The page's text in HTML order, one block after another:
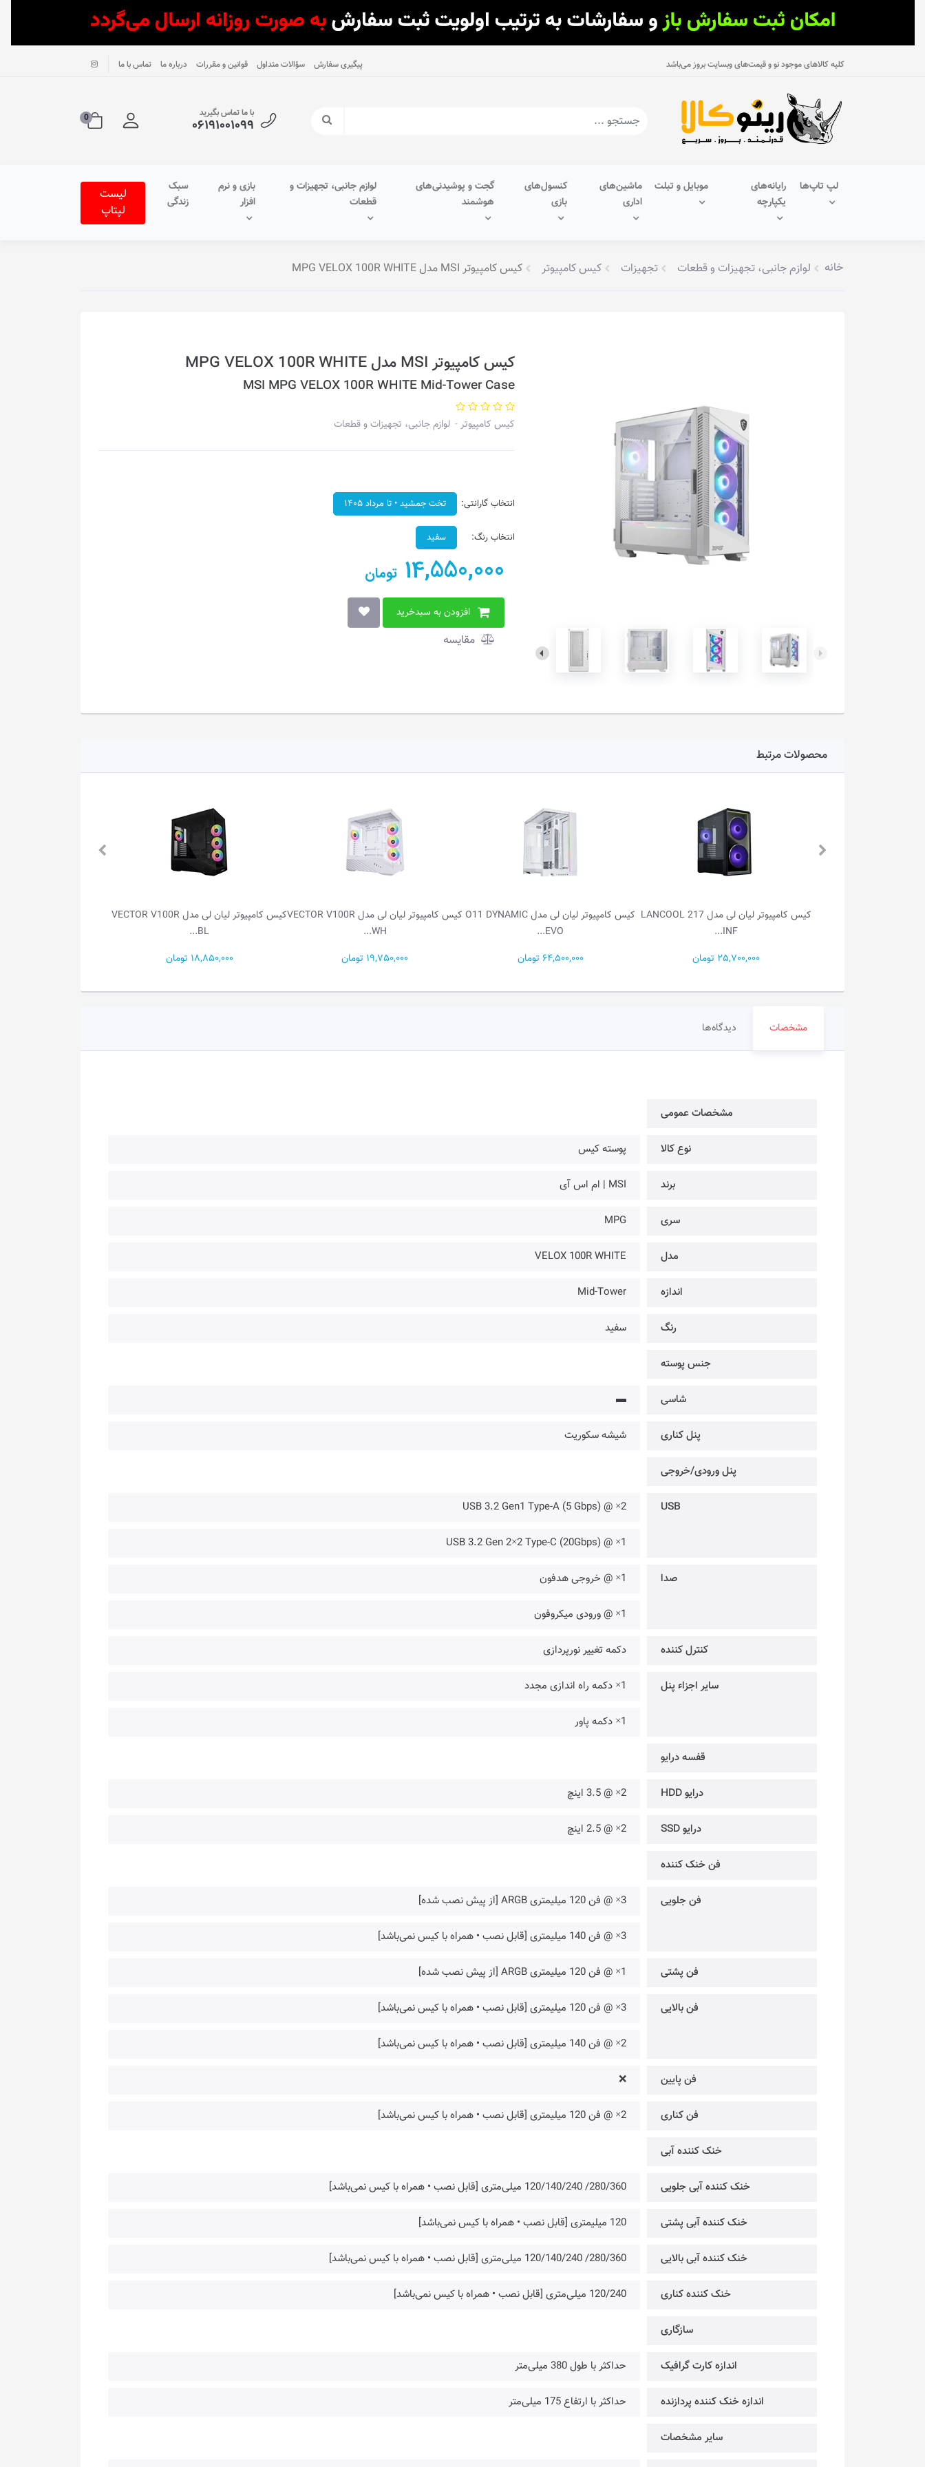
کلیه کالاهای موجود نو و قیمت‌های وبسایت بروز می‌باشد پیگیری سفارش سؤالات متداول قوانین و مقررات درباره ما تماس با ما
با ما تماس بگیرید
۰۶۱۹۱۰۰۱۰۹۹ 0
لپ تاپ‌ها
رایانه‌های
یکپارچه
موبایل و تبلت
ماشین‌های
اداری
کنسول‌های
بازی
گجت و پوشیدنی‌های
هوشمند
لوازم جانبی، تجهیزات و
قطعات
بازی و نرم
افزار
سبک
زندگی
لیست
لپتاپ
خانه لوازم جانبی، تجهیزات و قطعات تجهیزات کیس کامپیوتر کیس کامپیوتر MSI مدل MPG VELOX 100R WHITE
کیس کامپیوتر MSI مدل MPG VELOX 100R WHITE
MSI MPG VELOX 100R WHITE Mid-Tower Case
کیس کامپیوتر لوازم جانبی، تجهیزات و قطعات
انتخاب گارانتی: تخت جمشید • تا مرداد ۱۴۰۵
انتخاب رنگ: سفید
14,550,000 تومان
افزودن به سبدخرید
مقایسه
محصولات مرتبط
کیس کامپیوتر لیان لی مدل LANCOOL 217
کیس کامپیوتر لیان لی مدل O11 DYNAMIC
64,500,000 تومان
کیس کامپیوتر لیان لی مدل VECTOR V100R
19,750,000 تومان
کیس کامپیوتر لیان لی مدل VECTOR V100R
18,850,000 تومان
8,300,000 تومان
مشخصات دیدگاه‌ها
مشخصات عمومی
نوع کالا پوسته کیس
برند MSI | ام اس آی
سری MPG
مدل VELOX 100R WHITE
اندازه Mid-Tower
رنگ سفید
جنس پوسته
شاسی ▬
پنل کناری شیشه سکوریت
پنل ورودی/خروجی
USB
2× @ USB 3.2 Gen1 Type-A (5 Gbps)
1× @ USB 3.2 Gen 2×2 Type-C (20Gbps)
صدا 1× @ خروجی هدفون
1× @ ورودی میکروفون
کنترل کننده دکمه تغییر نورپردازی
سایر اجزاء پنل 1× دکمه راه اندازی مجدد
1× دکمه پاور
قفسه درایو
درایو HDD 2× @ 3.5 اینچ
درایو SSD 2× @ 2.5 اینچ
فن خنک کننده
فن جلویی 3× @ فن 120 میلیمتری ARGB [از پیش نصب شده]
3× @ فن 140 میلیمتری [قابل نصب • همراه با کیس نمی‌باشد]
فن پشتی 1× @ فن 120 میلیمتری ARGB [از پیش نصب شده]
فن بالایی 3× @ فن 120 میلیمتری [قابل نصب • همراه با کیس نمی‌باشد]
2× @ فن 140 میلیمتری [قابل نصب • همراه با کیس نمی‌باشد]
فن پایین ❌
فن کناری 2× @ فن 120 میلیمتری [قابل نصب • همراه با کیس نمی‌باشد]
خنک کننده آبی
خنک کننده آبی جلویی 280/360/ 120/140/240 میلی‌متری [قابل نصب • همراه با کیس نمی‌باشد]
خنک کننده آبی پشتی 120 میلیمتری [قابل نصب • همراه با کیس نمی‌باشد]
خنک کننده آبی بالایی 280/360/ 120/140/240 میلی‌متری [قابل نصب • همراه با کیس نمی‌باشد]
خنک کننده کناری 120/240 میلی‌متری [قابل نصب • همراه با کیس نمی‌باشد]
سازگاری
اندازه کارت گرافیک حداکثر با طول 380 میلی‌متر
اندازه خنک کننده پردازنده حداکثر با ارتفاع 175 میلی‌متر
سایر مشخصات